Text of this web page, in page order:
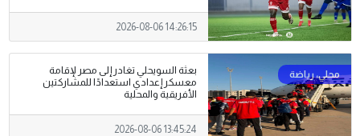
2026-08-06 14:26:15
بعثة السويحلي تغادر إلى مصر لإقامة
معسكر إعدادي استعدادًا للمشاركتين
الأفريقية والمحلية
2026-08-06 13:45:24